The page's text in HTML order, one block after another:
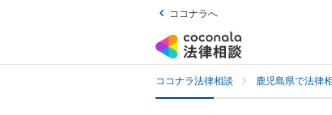
ココナラへ
ココナラ法律相談 鹿児島県で法律